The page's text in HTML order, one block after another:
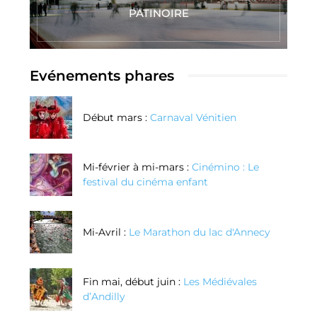
PATINOIRE
Evénements phares
Début mars : Carnaval Vénitien
Mi-février à mi-mars : Cinémino : Le
festival du cinéma enfant
Mi-Avril : Le Marathon du lac d'Annecy
Fin mai, début juin : Les Médiévales
d’Andilly